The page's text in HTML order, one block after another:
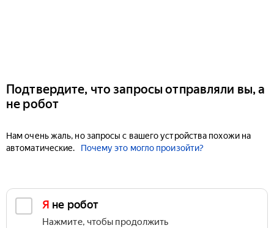
Подтвердите, что запросы отправляли вы, а
не робот
Нам очень жаль, но запросы с вашего устройства похожи на
автоматические.
Почему это могло произойти?
Я не робот
Нажмите, чтобы продолжить